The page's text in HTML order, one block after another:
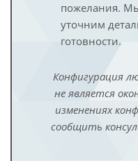
пожелания.
уточним
готовности.
Конфигурация
не является
изменениях
сообщить